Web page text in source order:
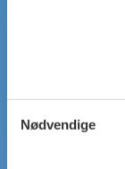
Nødvendige